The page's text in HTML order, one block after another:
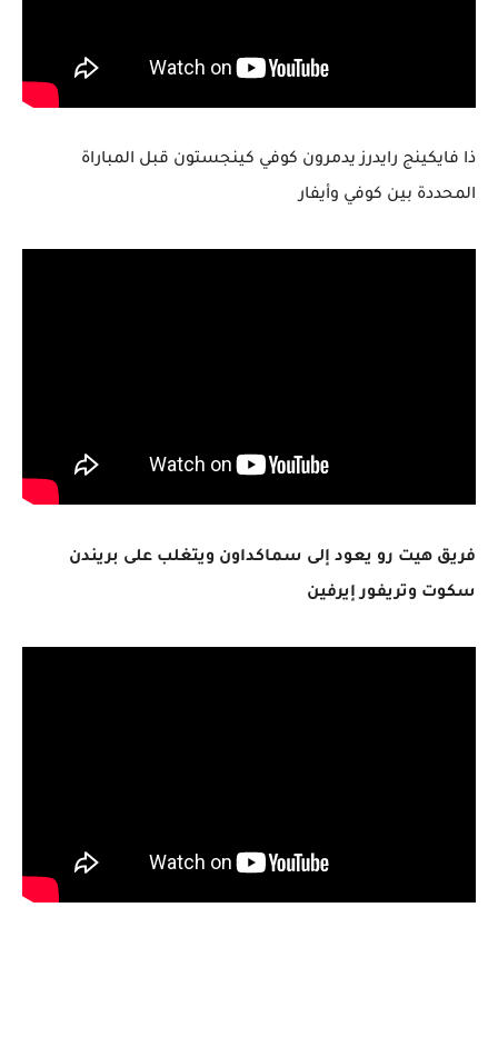
ذا فايكينج رايدرز يدمرون كوفي كينجستون قبل المباراة
المحددة بين كوفي وأيفار
فريق هيت رو يعود إلى سماكداون ويتغلب على بريندن
سكوت وتريفور إيرفين